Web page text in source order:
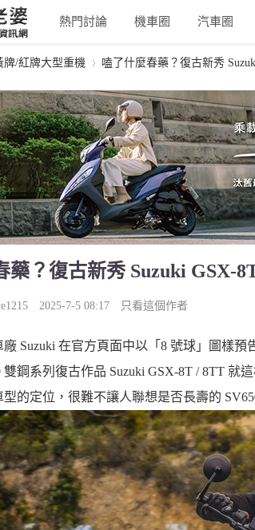
熱門討論 機車圈 汽車圈
牌/紅牌大型重機
›
嗑了什麼春藥？復古新秀
藥？復古新秀 Suzuki GSX-
2025-7-5 08:17 只看這個作者
Suzuki 在官方頁面中以「8 號球」圖樣
雙鋼系列復古作品 Suzuki GSX-8T / 8TT 就
的定位，很難不讓人聯想是否長壽的